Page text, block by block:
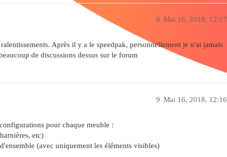
Mai 16, 2018, 12:17
8
Après il y a le speedpak, personnellement je n'ai jamais
de discussions dessus sur le forum
Mai 16, 2018, 12:16
9
pour chaque meuble :
etc)
(avec uniquement les éléments visibles)